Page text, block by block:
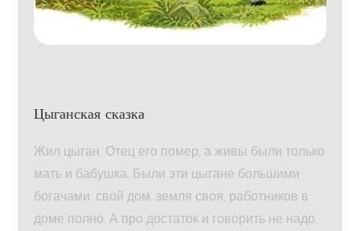
Цыганская сказка
Жил цыган. Отец его помер, а живы были только
мать и бабушка. Были эти цыгане большими
богачами: свой дом, земля своя, работников в
доме полно. А про достаток и говорить не надо.